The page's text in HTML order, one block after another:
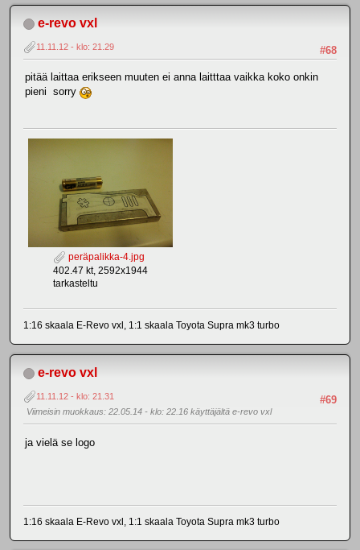
e-revo vxl
#68
11.11.12 - klo: 21.29
pitää laittaa erikseen muuten ei anna laitttaa vaikka koko onkin
pieni sorry
peräpalikka-4.jpg
402.47 kt, 2592x1944
tarkasteltu
1:16 skaala E-Revo vxl, 1:1 skaala Toyota Supra mk3 turbo
e-revo vxl
#69
11.11.12 - klo: 21.31
Viimeisin muokkaus: 22.05.14 - klo: 22.16 käyttäjältä e-revo vxl
ja vielä se logo
1:16 skaala E-Revo vxl, 1:1 skaala Toyota Supra mk3 turbo